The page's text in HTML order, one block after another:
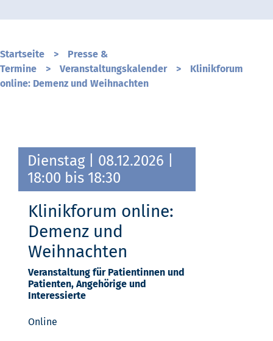
Startseite >
Presse &
Termine
> Veranstaltungskalender >
Klinikforum
online: Demenz und Weihnachten
Dienstag| 08.12.2026 |
18:00 bis 18:30
Klinikforum online:
Demenz und
Weihnachten
Veranstaltung für Patientinnen und
Patienten, Angehörige und
Interessierte
Online